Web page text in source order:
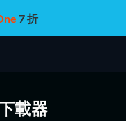
7 折
載器